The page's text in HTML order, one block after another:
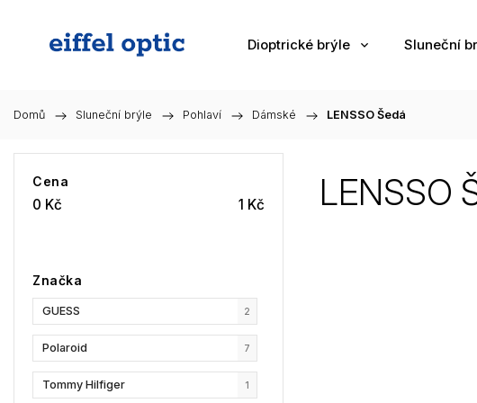
Dioptrické brýle Sluneční
Domů / Sluneční brýle / Pohlaví / Dámské / LENSSO Šedá
Cena
0 Kč 1 Kč
Značka
GUESS 2
Polaroid 7
Tommy Hilfiger 1
LENSSO